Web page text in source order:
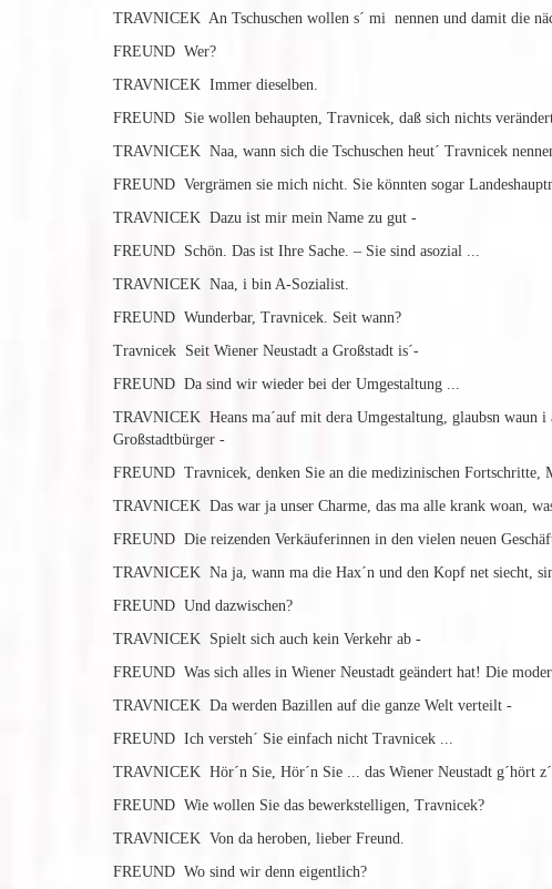
TRAVNICEK An Tschuschen wollen s´ mi nennen und damit die
FREUND Wer?
TRAVNICEK Immer dieselben.
FREUND Sie wollen behaupten, Travnicek, daß sich nichts
TRAVNICEK Naa, wann sich die Tschuschen heut´ Travnicek
FREUND Vergrämen sie mich nicht. Sie könnten sogar
TRAVNICEK Dazu ist mir mein Name zu gut -
FREUND Schön. Das ist Ihre Sache. – Sie sind asozial ...
TRAVNICEK Naa, i bin A-Sozialist.
FREUND Wunderbar, Travnicek. Seit wann?
Travnicek Seit Wiener Neustadt a Großstadt is´-
FREUND Da sind wir wieder bei der Umgestaltung ...
TRAVNICEK Heans ma´auf mit dera Umgestaltung, glaubsn
Großstadtbürger -
FREUND Travnicek, denken Sie an die medizinischen Fortschritte,
TRAVNICEK Das war ja unser Charme, das ma alle krank woan,
FREUND Die reizenden Verkäuferinnen in den vielen neuen
TRAVNICEK Na ja, wann ma die Hax´n und den Kopf net siecht,
FREUND Und dazwischen?
TRAVNICEK Spielt sich auch kein Verkehr ab -
FREUND Was sich alles in Wiener Neustadt geändert hat! Die
TRAVNICEK Da werden Bazillen auf die ganze Welt verteilt -
FREUND Ich versteh´ Sie einfach nicht Travnicek ...
TRAVNICEK Hör´n Sie, Hör´n Sie ... das Wiener Neustadt g´hört
FREUND Wie wollen Sie das bewerkstelligen, Travnicek?
TRAVNICEK Von da heroben, lieber Freund.
FREUND Wo sind wir denn eigentlich?